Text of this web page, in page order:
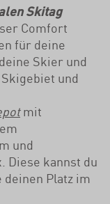
Skitag
Comfort
für deine
Skier und
und
mit
und
Diese kannst du
Platz im